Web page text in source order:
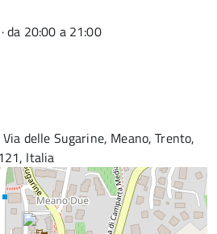
da 20:00 a 21:00
delle Sugarine, Meano, Trento,
Italia